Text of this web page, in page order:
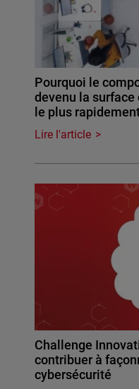
Pourquoi le
devenu la
le plus
Lire l'article
Challenge
contribuer à
cybersécurité